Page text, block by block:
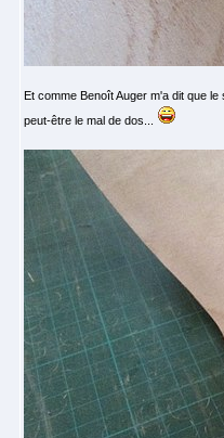
Et comme Benoît Auger m'a dit que
peut-être le mal de dos...